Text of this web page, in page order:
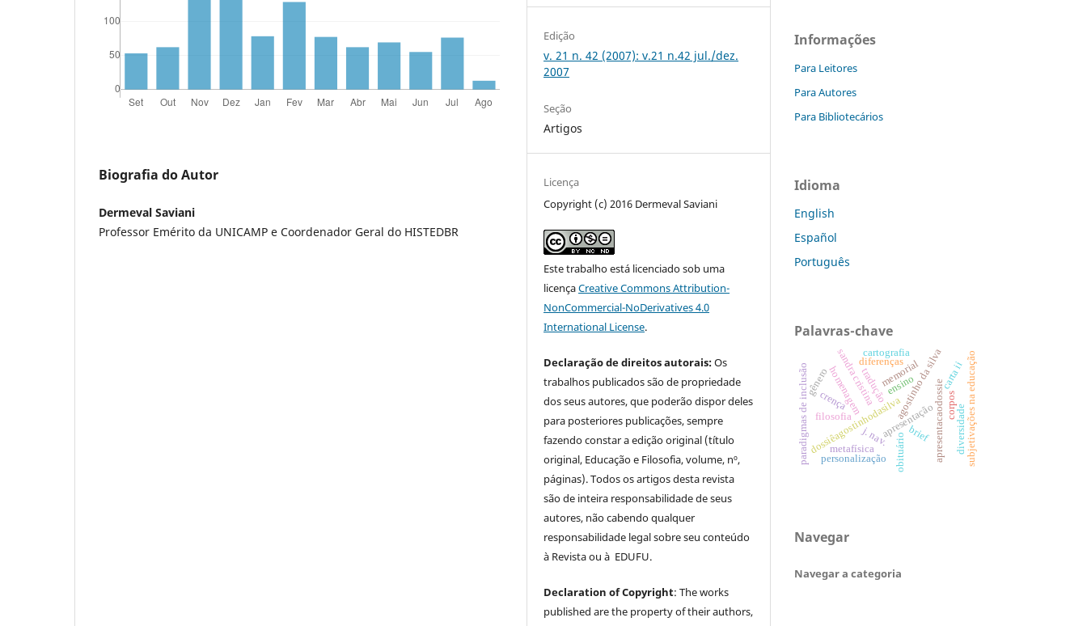
Biografia do Autor
Dermeval Saviani
Professor Emérito da UNICAMP e Coordenador Geral do HISTEDBR
Edição
v. 21 n. 42 (2007): v.21 n.42 jul./dez.
2007
Seção
Artigos
Licença
Copyright (c) 2016 Dermeval Saviani
Este trabalho está licenciado sob uma
licençaCreative Commons Attribution-
NonCommercial-NoDerivatives 4.0
International License.
Declaração de direitos autorais:Os
trabalhos publicados são de propriedade
dos seus autores, que poderão dispor deles
para posteriores publicações, sempre
fazendo constar a edição original (título
original, Educação e Filosofia, volume, nº,
páginas). Todos os artigos desta revista
são de inteira responsabilidade de seus
autores, não cabendo qualquer
responsabilidade legal sobre seu conteúdo
à Revista ou à EDUFU.
Declaration of Copyright: The works
published are the property of their authors,
Informações
Para Leitores
Para Autores
Para Bibliotecários
Idioma
English
Español
Português
Palavras-chave
apresentação
dossiêagostinhodasilva apresentacaodossie
tradução
brief
j. nav.
agostinho da silvacarta ii
sandra cristina
obituário
homenagem memorial
diferenças
corpos subjetivações na educação
paradigmas de inclusão filosofia
metafísica
personalização
crença
cartografia
gênero ensino
diversidade
Navegar
Navegar a categoria